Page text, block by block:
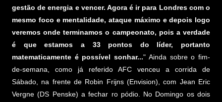
gestão de energia e vencer. Agora é ir para Londres com o
mesmo foco e mentalidade, ataque máximo e depois logo
veremos onde terminamos o campeonato, pois a verdade
é que estamos a 33 pontos do líder, portanto
matematicamente é possível sonhar..." Ainda sobre o fim-
de-semana, como já referido AFC venceu a corrida de
Sábado, na frente de Robin Frijns (Envision), com Jean Eric
Vergne (DS Penske) a fechar ro pódio. No Domingo os dois